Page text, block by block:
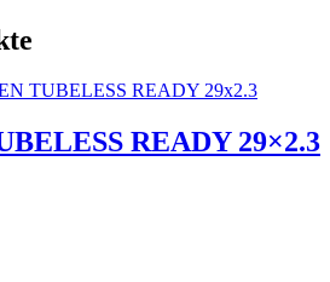
READY 29×2.3